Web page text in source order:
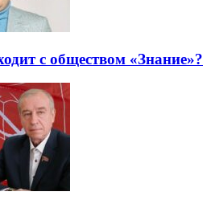
с обществом «Знание»?